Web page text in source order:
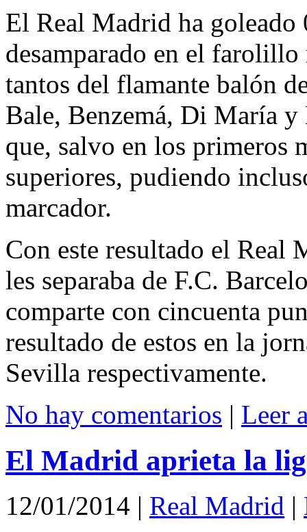
El Real Madrid ha goleado
desamparado en el
tantos del flamante balón
Bale, Benzemá, Di María y
que, salvo en los primeros
superiores, pudiendo
marcador.
Con este resultado el Real
les separaba de F.C.
comparte con cincuenta
resultado de estos en la
Sevilla respectivamente.
No hay comentarios | Leer
El Madrid aprieta la
12/01/2014 | Real Madrid |